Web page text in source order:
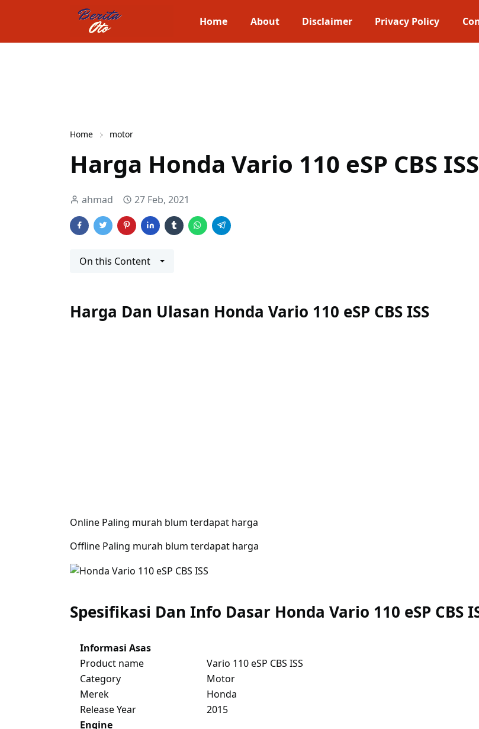
Home About Disclaimer Privacy Policy
Home motor
Harga Honda Vario 110 eSP CBS ISS
ahmad 27 Feb, 2021
On this Content
Harga Dan Ulasan Honda Vario 110 eSP CBS ISS
Online Paling murah blum terdapat harga
Offline Paling murah blum terdapat harga
Spesifikasi Dan Info Dasar Honda Vario 110 eSP CBS
Informasi Asas
Product name
Vario 110 eSP CBS ISS
Category
Motor
Merek
Honda
Release Year
2015
Engine